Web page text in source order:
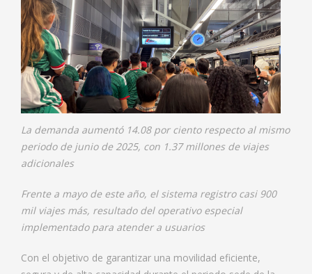
La demanda aumentó 14.08 por ciento respecto al mismo
periodo de junio de 2025, con 1.37 millones de viajes
adicionales
Frente a mayo de este año, el sistema registro casi 900
mil viajes más, resultado del operativo especial
implementado para atender a usuarios
Con el objetivo de garantizar una movilidad eficiente,